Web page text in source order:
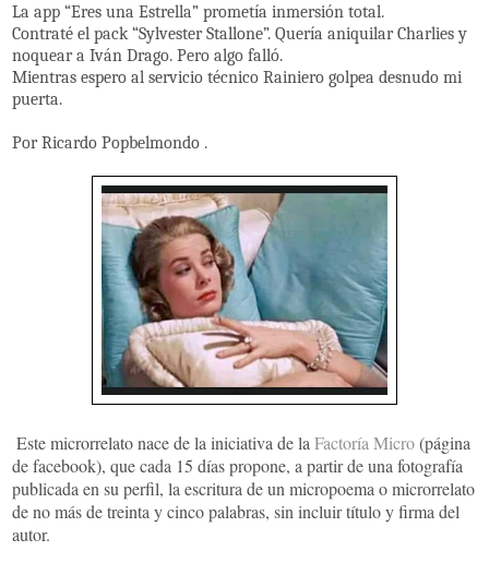
La app “Eres una Estrella” prometía inmersión total.
Contraté el pack “Sylvester Stallone”. Quería aniquilarCharlies y
noquear a Iván Drago. Pero algo falló.
Mientras espero al servicio técnico Rainiero golpea desnudo mi
puerta.
Por Ricardo Popbelmondo .
Este microrrelato nace de la iniciativa de la Factoría Micro(página
de facebook), que cada 15 días propone, a partir de una fotografía
publicada en su perfil, la escritura de un micropoema o microrrelato
de no más de treinta y cinco palabras, sin incluir título y firma del
autor.